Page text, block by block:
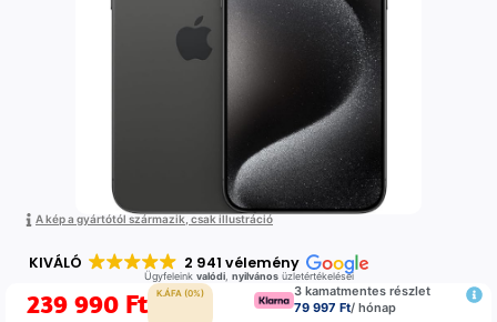
A kép a gyártótól származik, csak illustráció
KIVÁLÓ 2 941 vélemény
Ügyfeleink valódi, nyilvánosüzletértékelései
239 990 Ft K.ÁFA (0%)
3 kamatmentes részlet
79 997 Ft/ hónap